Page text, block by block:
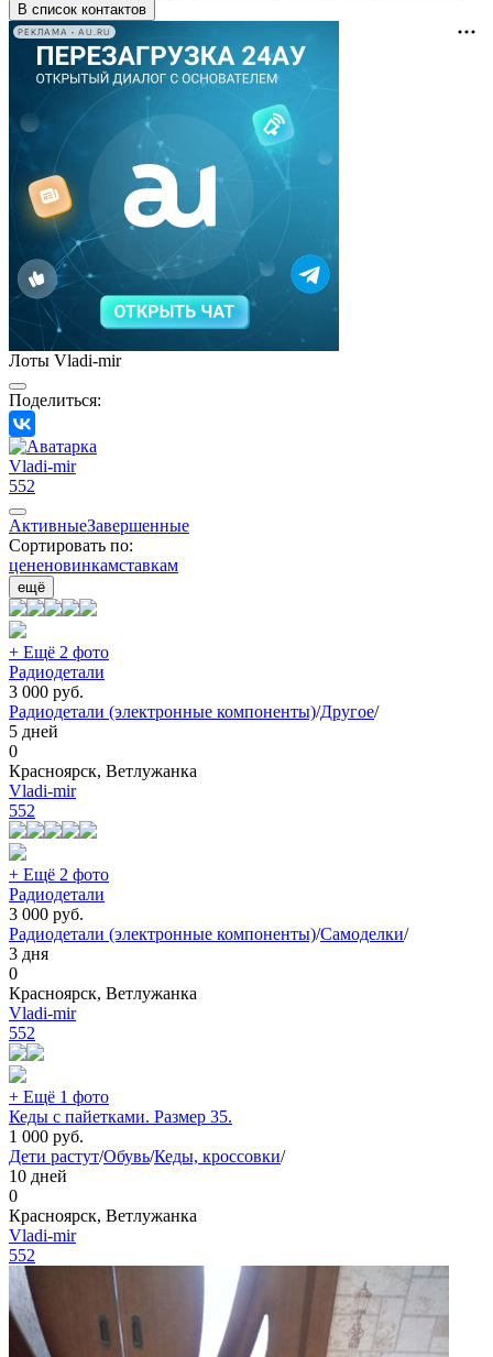
В список контактов
РЕКЛАМА • AU.RU
Лоты Vladi-mir
Поделиться:
Vladi-mir
552
АктивныеЗавершенные
Сортировать по:
цененовинкамставкам
ещё
+ Ещё 2 фото
Радиодетали
3 000 руб.
Радиодетали (электронные компоненты)/Другое/
5 дней
0
Красноярск, Ветлужанка
Vladi-mir
552
+ Ещё 2 фото
Радиодетали
3 000 руб.
Радиодетали (электронные компоненты)/Самоделки/
3 дня
0
Красноярск, Ветлужанка
Vladi-mir
552
+ Ещё 1 фото
Кеды с пайетками. Размер 35.
1 000 руб.
Дети растут/Обувь/Кеды, кроссовки/
10 дней
0
Красноярск, Ветлужанка
Vladi-mir
552